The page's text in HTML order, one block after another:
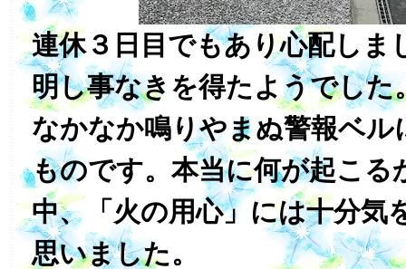
連休３日目でもあり心配しま
明し事なきを得たようでし
なかなか鳴りやまぬ警報ベル
ものです。本当に何が起こる
中、「火の用心」には十分気
思いました。